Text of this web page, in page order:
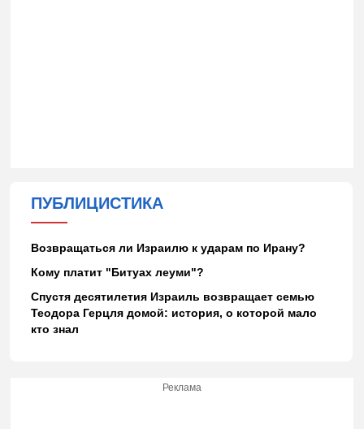
ПУБЛИЦИСТИКА
Возвращаться ли Израилю к ударам по Ирану?
Кому платит "Битуах леуми"?
Спустя десятилетия Израиль возвращает семью
Теодора Герцля домой: история, о которой мало
кто знал
Реклама